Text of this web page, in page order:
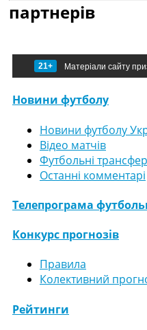
партнерів
21+ Матеріали сайту
Новини футболу
Новини футболу
Відео матчів
Футбольні
Останні комментарі
Телепрограма
Конкурс прогнозів
Правила
Колективний
Рейтинги